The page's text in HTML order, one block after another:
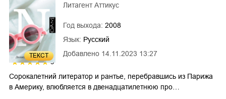
ТЕКСТ
5
Добавлено 14.11.2023 13:27
Литагент Аттикус
Год выхода: 2008
Язык: Русский
Сорокалетний литератор и рантье, перебравшись из Парижа
в Америку, влюбляется в двенадцатилетнюю про…